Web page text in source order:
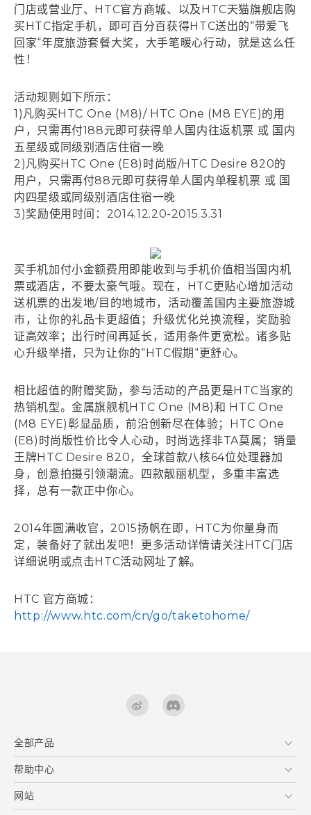
门店或营业厅、HTC官方商城、以及HTC天猫旗舰店购
买HTC指定手机，即可百分百获得HTC送出的“带爱飞
回家“年度旅游套餐大奖，大手笔暖心行动，就是这么任
性！
活动规则如下所示：
1)凡购买HTC One (M8)/ HTC One (M8 EYE)的用
户，只需再付188元即可获得单人国内往返机票 或 国内
五星级或同级别酒店住宿一晚
2)凡购买HTC One (E8)时尚版/HTC Desire 820的
用户，只需再付88元即可获得单人国内单程机票 或 国
内四星级或同级别酒店住宿一晚
3)奖励使用时间：2014.12.20-2015.3.31
买手机加付小金额费用即能收到与手机价值相当国内机
票或酒店，不要太豪气哦。现在，HTC更贴心增加活动
送机票的出发地/目的地城市，活动覆盖国内主要旅游城
市，让你的礼品卡更超值；升级优化兑换流程，奖励验
证高效率；出行时间再延长，适用条件更宽松。诸多贴
心升级举措，只为让你的“HTC假期“更舒心。
相比超值的附赠奖励，参与活动的产品更是HTC当家的
热销机型。金属旗舰机HTC One (M8)和 HTC One
(M8 EYE)彰显品质，前沿创新尽在体验；HTC One
(E8)时尚版性价比令人心动，时尚选择非TA莫属；销量
王牌HTC Desire 820，全球首款八核64位处理器加
身，创意拍摄引领潮流。四款靓丽机型，多重丰富选
择，总有一款正中你心。
2014年圆满收官，2015扬帆在即，HTC为你量身而
定，装备好了就出发吧！更多活动详情请关注HTC门店
详细说明或点击HTC活动网址了解。
HTC 官方商城：
http://www.htc.com/cn/go/taketohome/
全部产品
区块链智能手机
VIVE
帮助中心
在线客服
网站